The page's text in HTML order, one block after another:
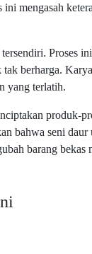
ini mengasah
Proses
berharga.
yang terlatih.
produk-
bahwa seni
barang bekas